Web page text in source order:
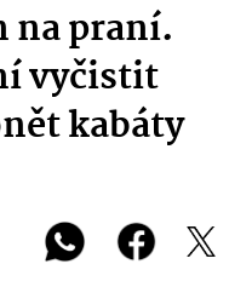
na praní.
vyčistit
kabáty